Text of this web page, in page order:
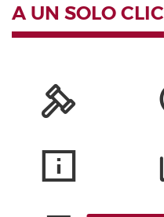
A UN SOLO CLIC